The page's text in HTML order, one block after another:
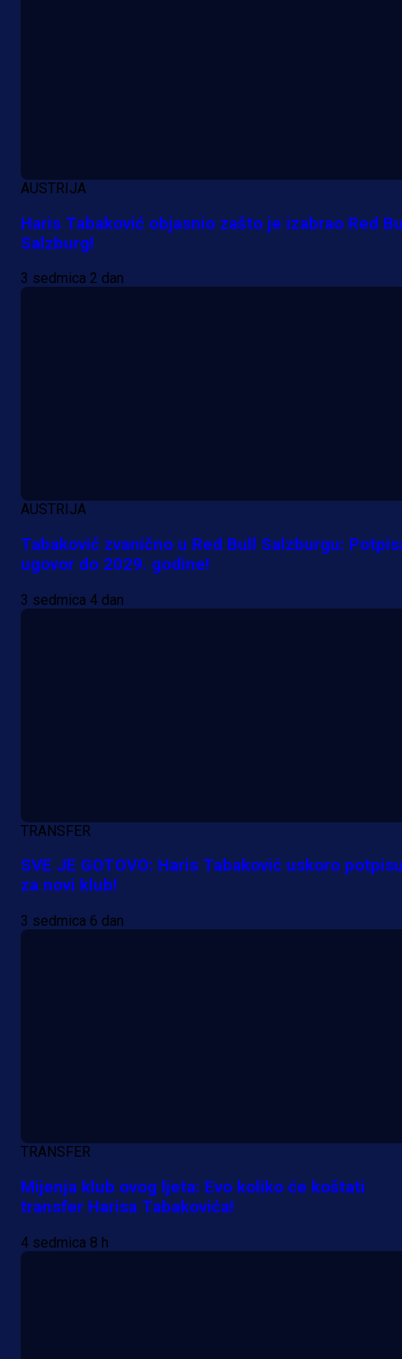
A Selekcija
Lukić seli u Bundesligu? Dva
AUSTRIJA
Haris Tabaković objasnio zašto je izabrao Red
Salzburg!
3 sedmica 2 dan
AUSTRIJA
Tabaković zvanično u Red Bull Salzburgu:
ugovor do 2029. godine!
3 sedmica 4 dan
TRANSFER
SVE JE GOTOVO: Haris Tabaković uskoro
za novi klub!
3 sedmica 6 dan
TRANSFER
Mijenja klub ovog ljeta: Evo koliko će koštati
transfer Harisa Tabakovića!
4 sedmica 8 h